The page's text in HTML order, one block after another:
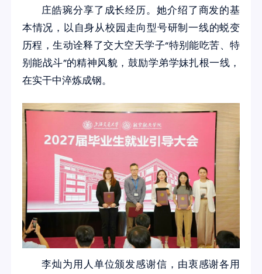
庄皓琬分享了成长经历。她介绍了商发的基
本情况，以自身从校园走向型号研制一线的蜕变
历程，生动诠释了交大空天学子“特别能吃苦、特
别能战斗”的精神风貌，鼓励学弟学妹扎根一线，
在实干中淬炼成钢。
李灿为用人单位颁发感谢信，由衷感谢各用